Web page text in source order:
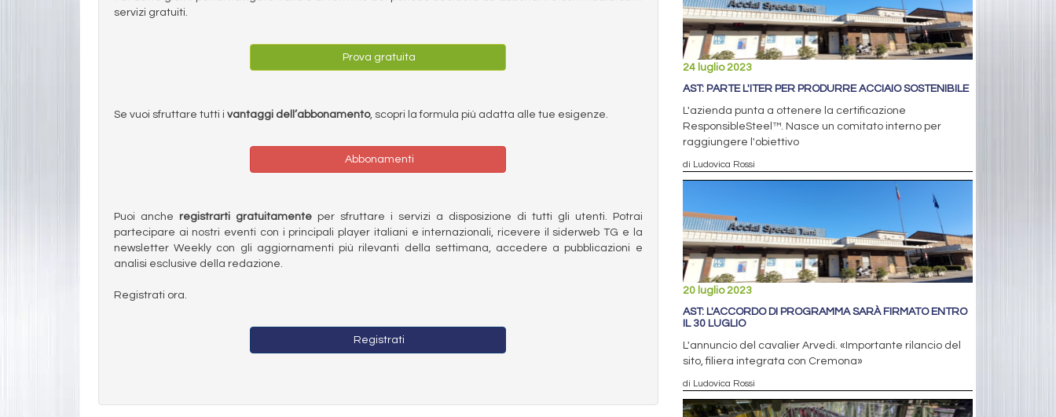
servizi gratuiti.
Prova gratuita
Se vuoi sfruttare tutti i vantaggi dell’abbonamento, scopri la formula più adatta alle tue esigenze.
Abbonamenti
Puoi anche registrarti gratuitamenteper sfruttare i servizi a disposizione di tutti gli utenti. Potrai
partecipare ai nostri eventi con i principali player italiani e internazionali, ricevere il siderweb TG e la
newsletter Weekly con gli aggiornamenti più rilevanti della settimana, accedere a pubblicazioni e
analisi esclusive della redazione.
Registrati ora.
Registrati
24 luglio 2023
AST: PARTE L'ITER PER PRODURRE ACCIAIO SOSTENIBILE
L'azienda punta a ottenere la certificazione
ResponsibleSteel™. Nasce un comitato interno per
raggiungere l'obiettivo
di Ludovica Rossi
20 luglio 2023
AST: L'ACCORDO DI PROGRAMMA SARÀ FIRMATO ENTRO
IL 30 LUGLIO
L'annuncio del cavalier Arvedi. «Importante rilancio del
sito, filiera integrata con Cremona»
di Ludovica Rossi